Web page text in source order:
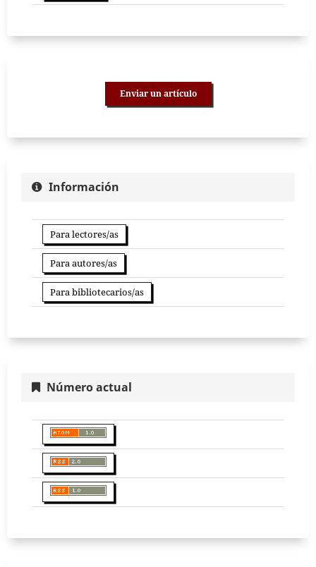
Enviar un artículo
Información
Para lectores/as
Para autores/as
Para bibliotecarios/as
Número actual